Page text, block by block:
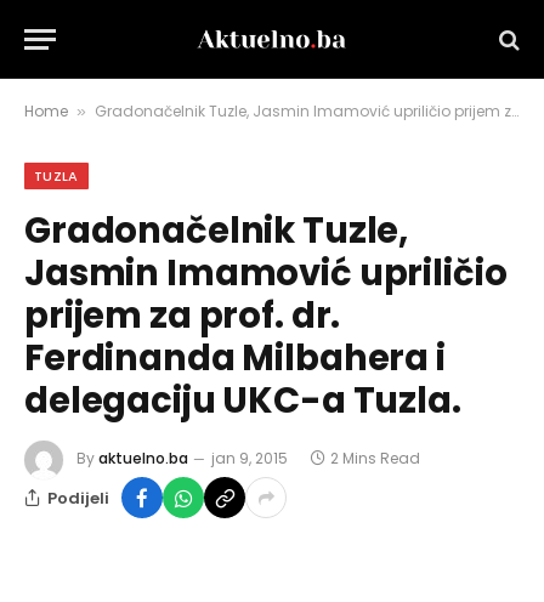
Home » Gradonačelnik Tuzle, Jasmin Imamović upriličio prijem za prof. dr. Ferdinanda Milbahera i delegaciju UKC-a Tuzla.
TUZLA
Gradonačelnik Tuzle,
Jasmin Imamović upriličio
prijem za prof. dr.
Ferdinanda Milbahera i
delegaciju UKC-a Tuzla.
Byaktuelno.ba jan 9, 2015 2 Mins Read
Podijeli